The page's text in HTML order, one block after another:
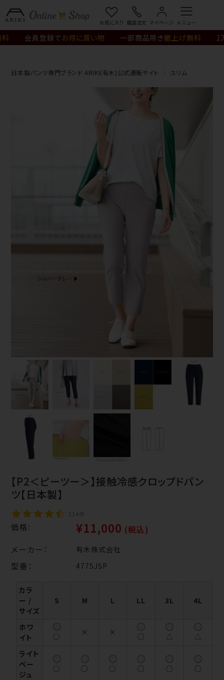
¥11,000 (税込) カートに入れる
お気に入り 電話注文 マイページ
会員登録でお得に買い物 一部商品除き裾上げ無料 1万円
日本製パンツ専門ブランド ARIKI(有木)公式通販サイト スリム
【P2＜ピーツー＞】接触冷感クロップドパン
ツ【日本製】
114件
価格: ¥11,000 (税込)
メーカー：
有木株式会社
型番： 4775JSP
カラ
ー /
サイズ
S M L LL 3L 4L
ホワ
イト
○ × × ○ △
△
ライト
ベー
ジュ
○ ○ ○ ○ ○ ○